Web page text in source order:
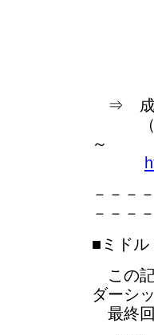
⇒ 成果
（「
～
－－－
－－－
■ミドル
この記
ダーシ
最終回